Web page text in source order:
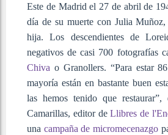
Este de Madrid el 27 de abril de
día de su muerte con Julia
hija. Los descendientes de
negativos de casi 700 fotografías
Chiva o Granollers. “Para estar
mayoría están en bastante buen
las hemos tenido que restaurar”,
Camarillas, editor deLlibres de
una campaña de micromecenazgo